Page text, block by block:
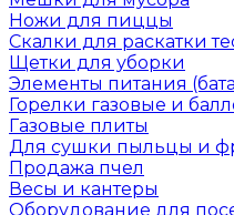
Ножи для пиццы
Скалки для раскатки
Щетки для уборки
Элементы питания
Горелки газовые и
Газовые плиты
Для сушки пыльцы и
Продажа пчел
Весы и кантеры
Оборудование для